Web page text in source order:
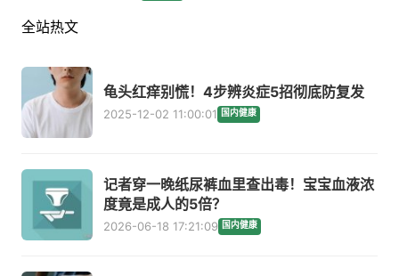
全站热文
龟头红痒别慌！4步辨炎症5招彻底防复发
2025-12-02 11:00:01 国内健康
记者穿一晚纸尿裤血里查出毒！宝宝血液浓
度竟是成人的5倍？
2026-06-18 17:21:09 国内健康